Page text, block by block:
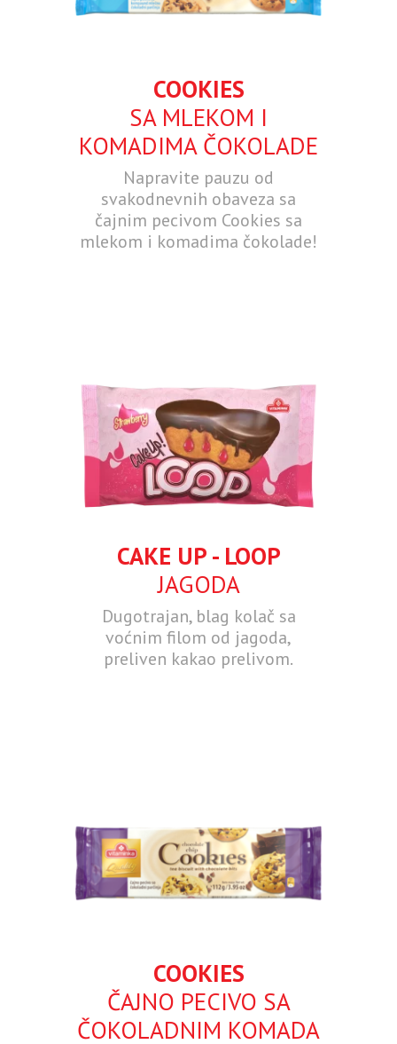
COOKIES
SA MLEKOM I
KOMADIMA ČOKOLADE
Napravite pauzu od
svakodnevnih obaveza sa
čajnim pecivom Cookies sa
mlekom i komadima čokolade!
CAKE UP - LOOP
JAGODA
Dugotrajan, blag kolač sa
voćnim filom od jagoda,
preliven kakao prelivom.
COOKIES
ČAJNO PECIVO SA
ČOKOLADNIM KOMADA